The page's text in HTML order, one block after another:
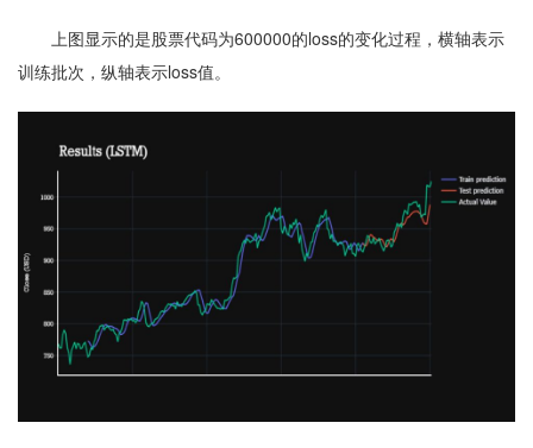
上图显示的是股票代码为600000的loss的变化过程，横轴表示
训练批次，纵轴表示loss值。